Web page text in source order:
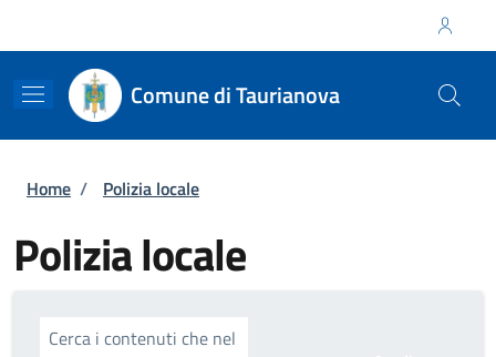
Comune di Taurianova
Briciole di pane
Home / Polizia locale
Polizia locale
Cerca i contenuti che nel